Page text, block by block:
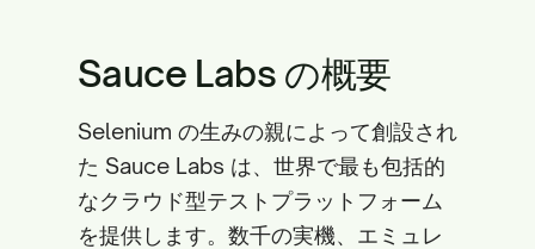
Sauce Labs の概要
Selenium の生みの親によって創設され
た Sauce Labs は、世界で最も包括的
なクラウド型テストプラットフォーム
を提供します。数千の実機、エミュレ